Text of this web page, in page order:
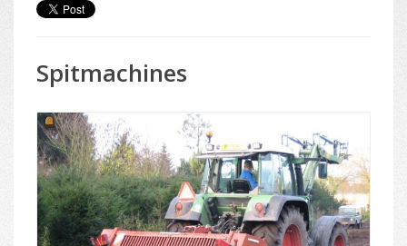
Spitmachines